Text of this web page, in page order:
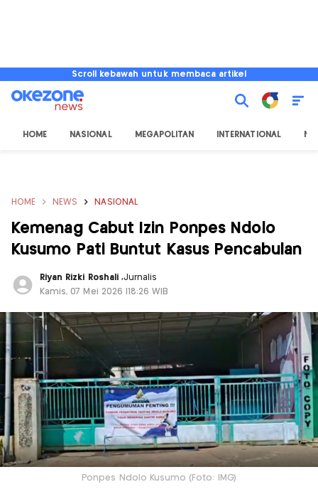
Scroll kebawah untuk membaca artikel
HOME NASIONAL MEGAPOLITAN INTERNATIONAL
HOME NEWS NASIONAL
Kemenag Cabut Izin Ponpes Ndolo
Kusumo Pati Buntut Kasus Pencabulan
Riyan Rizki Roshali ,Jurnalis
Kamis, 07 Mei 2026 |18:26 WIB
Ponpes Ndolo Kusumo (Foto: IMG)